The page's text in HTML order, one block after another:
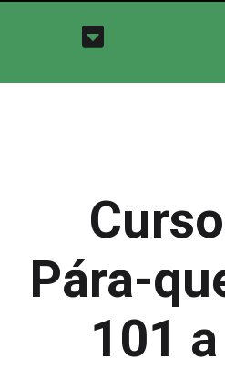
Pára-
101